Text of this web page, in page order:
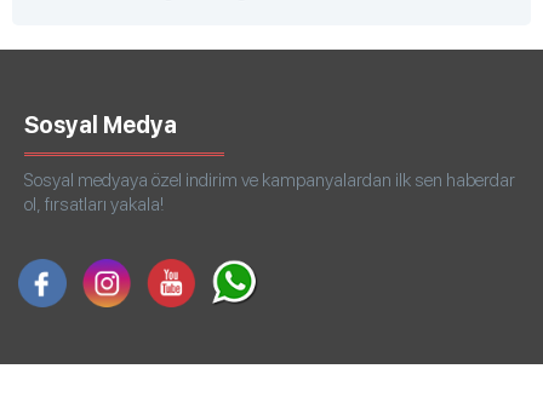
Sosyal Medya
Sosyal medyaya özel indirim ve kampanyalardan ilk sen haberdar
ol, fırsatları yakala!